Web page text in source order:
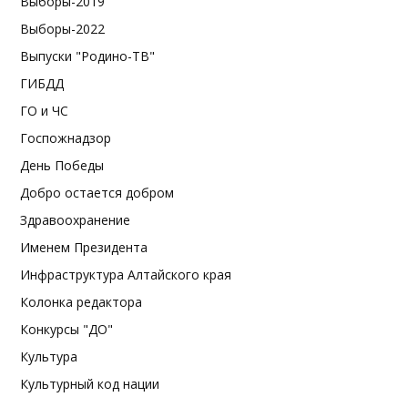
Выборы-2022
Выпуски "Родино-ТВ"
ГИБДД
ГО и ЧС
Госпожнадзор
День Победы
Добро остается добром
Здравоохранение
Именем Президента
Инфраструктура Алтайского края
Колонка редактора
Конкурсы "ДО"
Культура
Культурный код нации